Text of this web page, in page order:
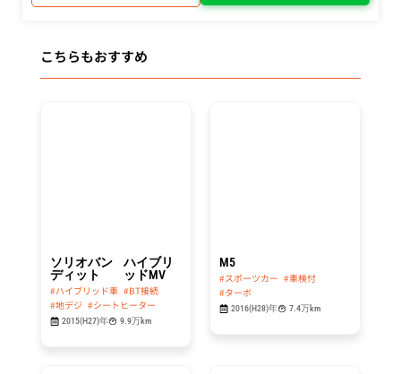
こちらもおすすめ
ソリオバン
ディット
ハイブリ
ッドMV
#ハイブリッド車 #BT接続
#地デジ #シートヒーター
2015(H27)年 9.9万km
M5
#スポーツカー #車検付
#ターボ
2016(H28)年 7.4万km